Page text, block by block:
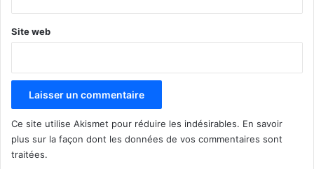
Site web
Ce site utilise Akismet pour réduire les indésirables. En savoir
plus sur la façon dont les données de vos commentaires sont
traitées.